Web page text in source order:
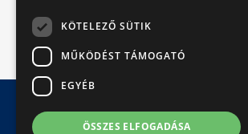
KÖTELEZŐ SÜTIK
MŰKÖDÉST TÁMOGATÓ
EGYÉB
ÖSSZES ELFOGADÁSA